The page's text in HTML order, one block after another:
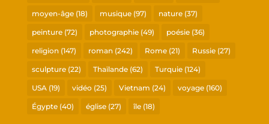
moyen-âge(18) musique(97) nature(37)
peinture(72) photographie(49) poésie(36)
religion(147) roman(242) Rome(21) Russie(27)
sculpture(22) Thaïlande(62) Turquie(124)
USA(19) vidéo (25) Vietnam (24) voyage(160)
Égypte(40) église(27) île(18)